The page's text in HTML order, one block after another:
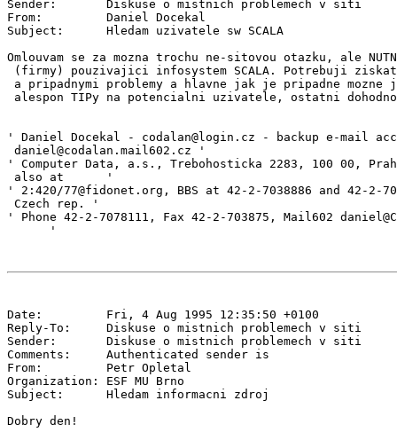
Sender:       Diskuse o mistnich problemech v siti
From:         Daniel Docekal
Subject:      Hledam uzivatele sw SCALA
Omlouvam se za mozna trochu ne-sitovou otazku, ale
(firmy) pouzivajici infosystem SCALA. Potrebuji
a pripadnymi problemy a hlavne jak je pripadne
alespon TIPy na potencialni uzivatele, ostatni
' Daniel Docekal - codalan@login.cz - backup e-mail
daniel@codalan.mail602.cz '
' Computer Data, a.s., Trebohosticka 2283, 100 00,
also at      '
' 2:420/77@fidonet.org, BBS at 42-2-7038886 and 42-2-
Czech rep. '
' Phone 42-2-7078111, Fax 42-2-703875, Mail602
Date:         Fri, 4 Aug 1995 12:35:50 +0100
Reply-To:     Diskuse o mistnich problemech v siti
Sender:       Diskuse o mistnich problemech v siti
Comments:     Authenticated sender is
From:         Petr Opletal
Organization: ESF MU Brno
Subject:      Hledam informacni zdroj
Dobry den!